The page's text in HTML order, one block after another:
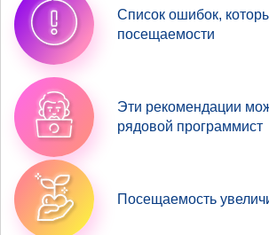
Список ошибок,
посещаемости
Эти рекомендации
рядовой программист
Посещаемость